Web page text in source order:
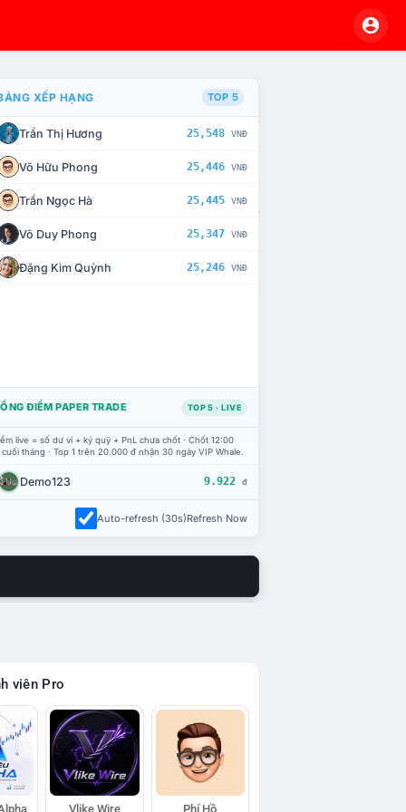
CHẾ TÀI XỬ LÝ VI PHẠM
XẾP HẠNG TOP 5
Trần Thị Hương 25,548 VNĐ
Võ Hữu Phong 25,446 VNĐ
Trần Ngọc Hà 25,445 VNĐ
Võ Duy Phong 25,347 VNĐ
Đặng Kim Quỳnh 25,246 VNĐ
ĐIỂM PAPER TRADE TOP 5 · LIVE
live = số dư ví + ký quỹ + PnL chưa chốt · Chốt 12:00
tháng · Top 1 trên 20.000 đ nhận 30 ngày VIP Whale.
Demo123 9.922 đ
Auto-refresh (30s)Refresh Now
viên Pro
Vlike Wire Phí Hồ